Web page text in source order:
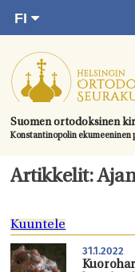
suoraan
sisältöön.
Suomen ortodoksinen
Konstantinopolin
FI
SV
EN
UA
Etusivu
Ajankohtaista
Juhlat &
Kirkot
Tule mukaan
Hautausmaa
Artikkelit:
Kuuntele
31.1.2022